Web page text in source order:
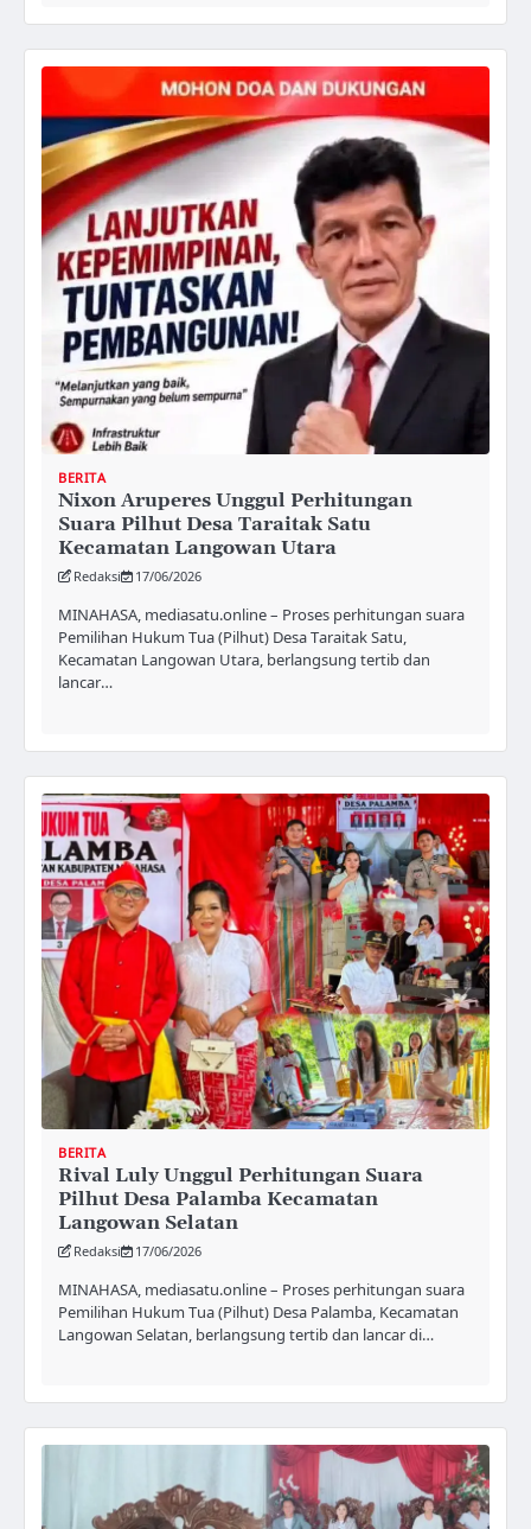
BERITA
Nixon Aruperes Unggul Perhitungan
Suara Pilhut Desa Taraitak Satu
Kecamatan Langowan Utara
Redaksi 17/06/2026
MINAHASA, mediasatu.online – Proses perhitungan suara
Pemilihan Hukum Tua (Pilhut) Desa Taraitak Satu,
Kecamatan Langowan Utara, berlangsung tertib dan
lancar…
BERITA
Rival Luly Unggul Perhitungan Suara
Pilhut Desa Palamba Kecamatan
Langowan Selatan
Redaksi 17/06/2026
MINAHASA, mediasatu.online – Proses perhitungan suara
Pemilihan Hukum Tua (Pilhut) Desa Palamba, Kecamatan
Langowan Selatan, berlangsung tertib dan lancar di…